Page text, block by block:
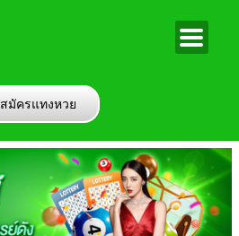
สมัครแทงหวย